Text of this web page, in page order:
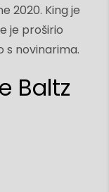
2020. King je
je proširio
s novinarima.
Baltz